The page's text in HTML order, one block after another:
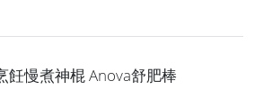
飪慢煮神棍 Anova舒肥棒